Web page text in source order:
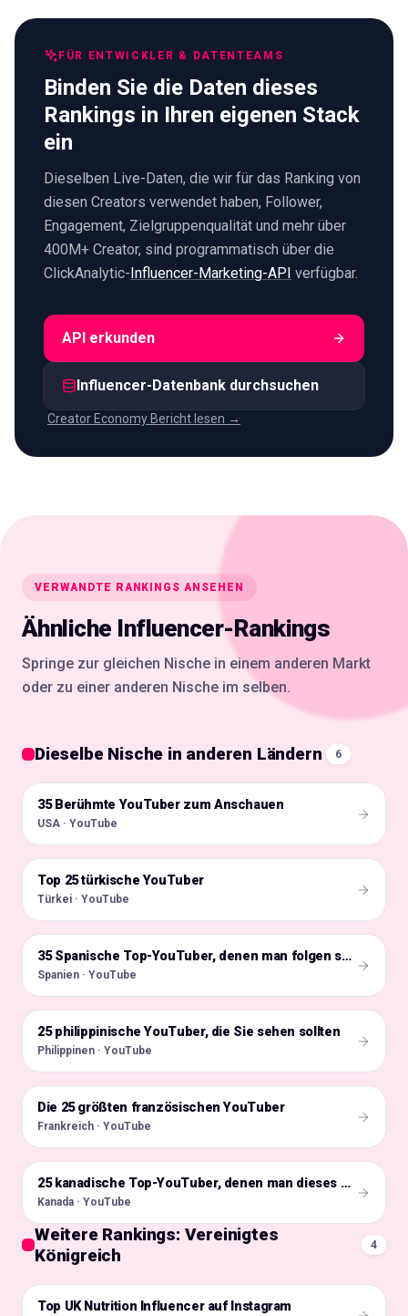
FÜR ENTWICKLER & DATENTEAMS
Binden Sie die Daten dieses
Rankings in Ihren eigenen Stack
ein
Dieselben Live-Daten, die wir für das Ranking von
diesen Creators verwendet haben, Follower,
Engagement, Zielgruppenqualität und mehr über
400M+ Creator, sind programmatisch über die
ClickAnalytic-Influencer-Marketing-API verfügbar.
API erkunden
Influencer-Datenbank durchsuchen
Creator Economy Bericht lesen →
VERWANDTE RANKINGS ANSEHEN
Ähnliche Influencer-Rankings
Springe zur gleichen Nische in einem anderen Markt
oder zu einer anderen Nische im selben.
Dieselbe Nische in anderen Ländern 6
🇺🇸
35 Berühmte YouTuber zum Anschauen
USA · YouTube
🇹🇷
Top 25 türkische YouTuber
Türkei · YouTube
🇪🇸 35 Spanische Top-YouTuber, denen man folgen sollte
Spanien · YouTube
🇵🇭
25 philippinische YouTuber, die Sie sehen sollten
Philippinen · YouTube
🇫🇷
Die 25 größten französischen YouTuber
Frankreich · YouTube
🇨🇦 25 kanadische Top-YouTuber, denen man dieses Jahr folgen sollte
Kanada · YouTube
Weitere Rankings: Vereinigtes
Königreich
4
🇬🇧
Top UK Nutrition Influencer auf Instagram